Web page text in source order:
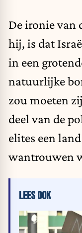
De ironie van
hij, is dat
in een
natuurlijke
zou moeten
deel van de
elites een
wantrouwen
LEES OOK